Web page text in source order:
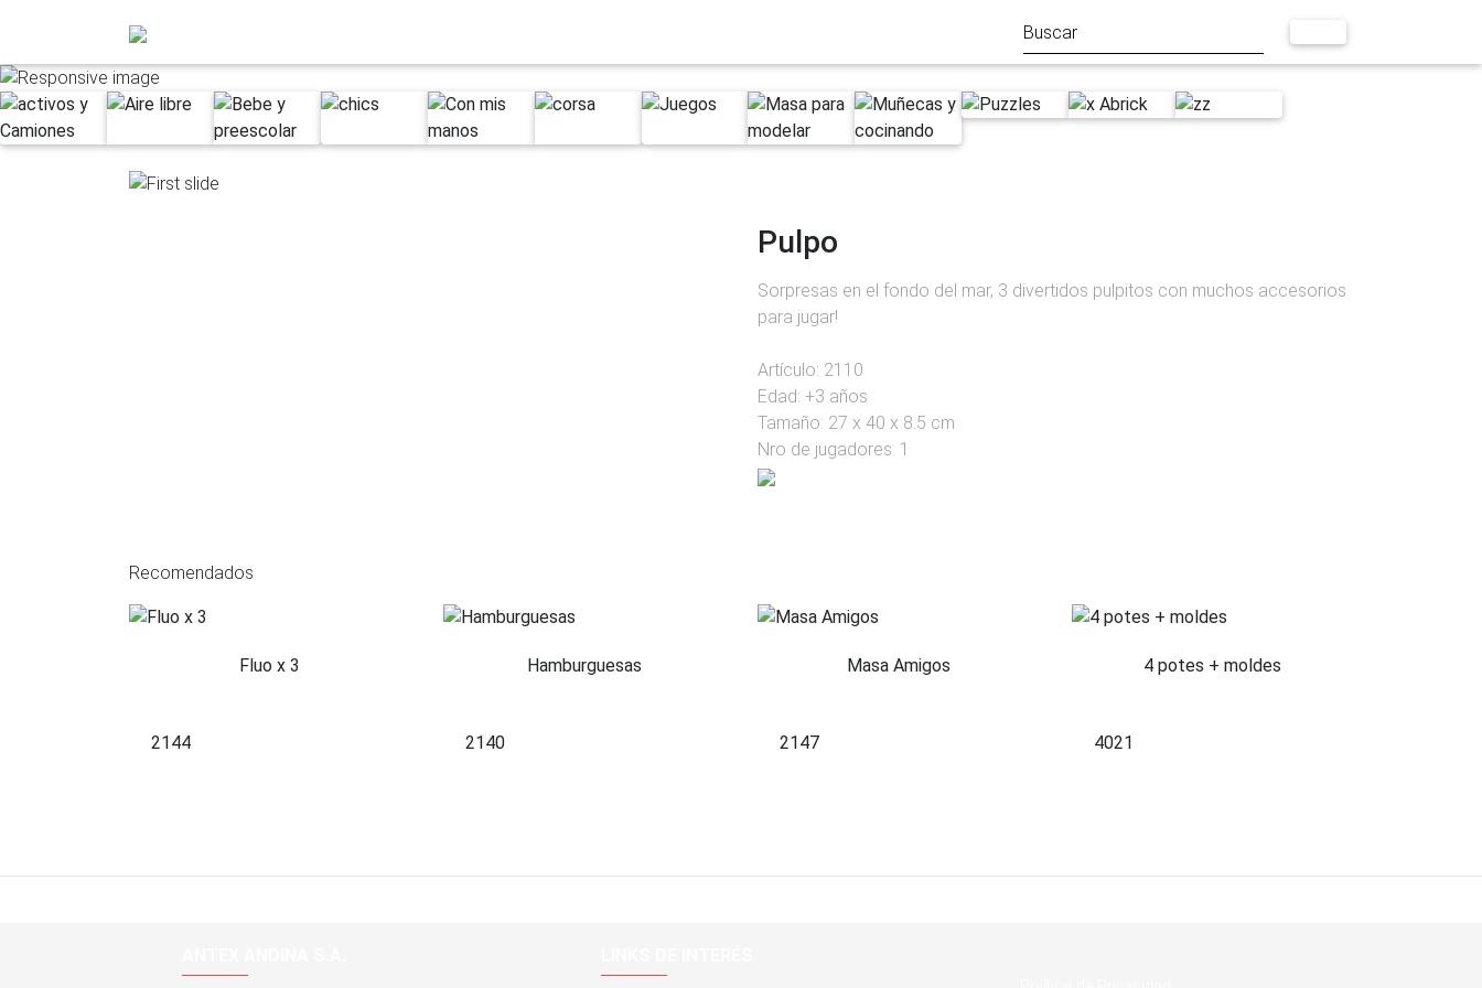
Previous
Pulpo
Sorpresas en el fondo del mar, 3 divertidos pulpitos con muchos accesorios
para jugar!
Artículo: 2110
Edad: +3 años
Tamaño: 27 x 40 x 8.5 cm
Nro de jugadores: 1
Recomendados
Fluo x 3
2144
Hamburguesas
2140
Masa Amigos
2147
4 potes + moldes
4021